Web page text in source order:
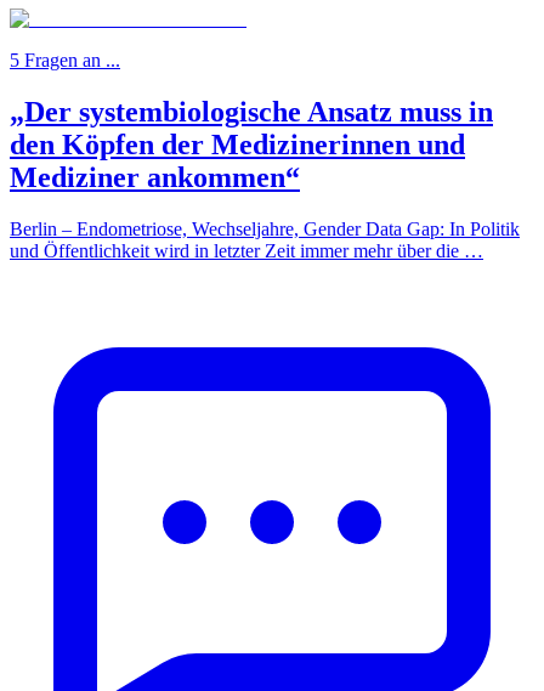
5 Fragen an ...
„Der systembiologische Ansatz muss in
den Köpfen der Medizinerinnen und
Mediziner ankommen“
Berlin – Endometriose, Wechseljahre, Gender Data Gap: In Politik
und Öffentlichkeit wird in letzter Zeit immer mehr über die …